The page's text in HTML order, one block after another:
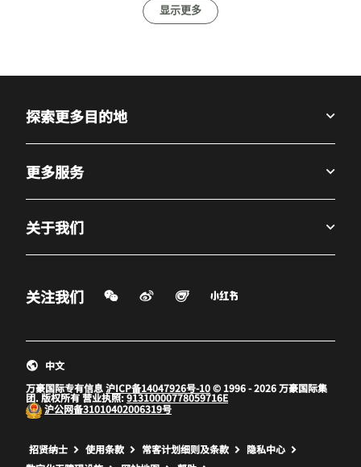
显示更多
探索更多目的地
更多服务
关于我们
关注我们 微信扫一扫
微博
打开新窗口
飞猪
打开新窗口打开新窗口
万豪国际专有信息沪ICP备14047926号-10© 1996 - 2026 万豪国际集
团. 版权所有 营业执照:91310000778059716E
沪公网备31010402006319号
中文
招贤纳士 打开新窗口
使用条款 打开新窗口
常客计划细则及条款 打开新窗口
隐私中心